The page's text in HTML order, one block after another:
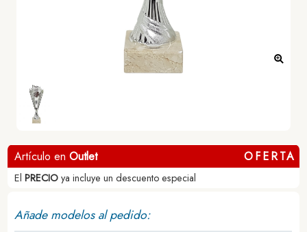
Artículo enOutlet OFERTA
ElPRECIO ya incluye un descuento especial
Añade modelos al pedido: